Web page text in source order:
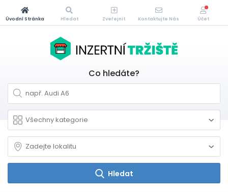
Co hledáte?
Hledat
Úvodní Stránka Hledat Zveřejnit Kontaktujte Nás Účet